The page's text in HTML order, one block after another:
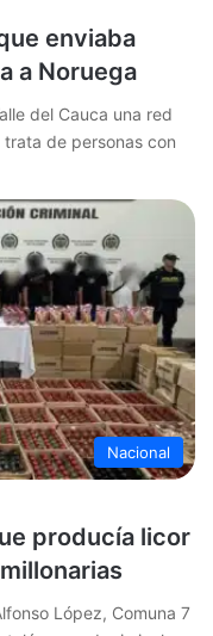
enviaba
a Noruega
del Cauca una red
de personas con
Nacional
producía licor
López, Comuna 7